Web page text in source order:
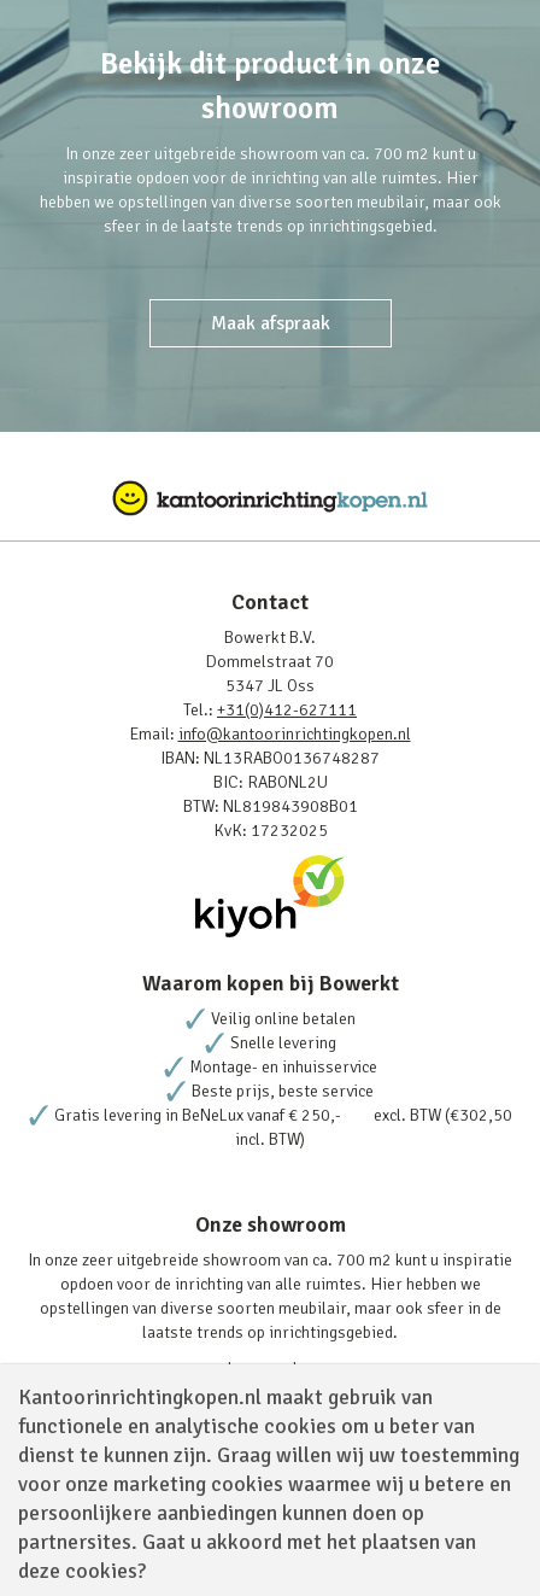
Kantoorinrichtingkopen.nl maakt gebruik van
functionele en analytische cookies om u beter van
dienst te kunnen zijn. Graag willen wij uw toestemming
voor onze marketing cookies waarmee wij u betere en
persoonlijkere aanbiedingen kunnen doen op
partnersites. Gaat u akkoord met het plaatsen van
deze cookies?
Bekijk dit product in onze
showroom
In onze zeer uitgebreide showroom van ca. 700 m2 kunt u
inspiratie opdoen voor de inrichting van alle ruimtes. Hier
hebben we opstellingen van diverse soorten meubilair, maar ook
sfeer in de laatste trends op inrichtingsgebied.
Maak afspraak
Contact
Bowerkt B.V.
Dommelstraat 70
5347 JL Oss
Tel.: +31(0)412-627111
Email: info@kantoorinrichtingkopen.nl
IBAN: NL13RABO0136748287
BIC: RABONL2U
BTW: NL819843908B01
KvK: 17232025
Waarom kopen bij Bowerkt
Veilig online betalen
Snelle levering
Montage- en inhuisservice
Beste prijs, beste service
Gratis levering in BeNeLux vanaf € 250,- excl. BTW (€302,50
incl. BTW)
Onze showroom
In onze zeer uitgebreide showroom van ca. 700 m2 kunt u inspiratie
opdoen voor de inrichting van alle ruimtes. Hier hebben we
opstellingen van diverse soorten meubilair, maar ook sfeer in de
laatste trends op inrichtingsgebied.
Lees verder